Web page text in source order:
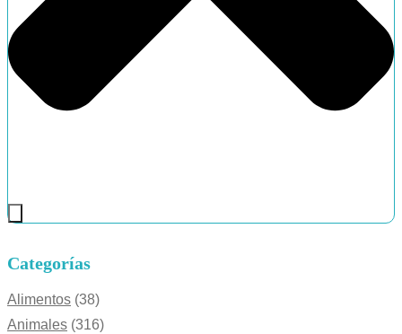
Categorías
Alimentos (38)
Animales (316)